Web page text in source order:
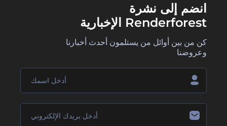
انضم إلى نشرة
Renderforest الإخبارية
كن من بين أوائل من يستلمون أحدث أخبارنا
وعروضنا